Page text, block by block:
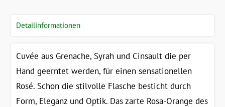
Detailinformationen
Cuvée aus Grenache, Syrah und Cinsault die per
Hand geerntet werden, für einen sensationellen
Rosé. Schon die stilvolle Flasche besticht durch
Form, Eleganz und Optik. Das zarte Rosa-Orange des